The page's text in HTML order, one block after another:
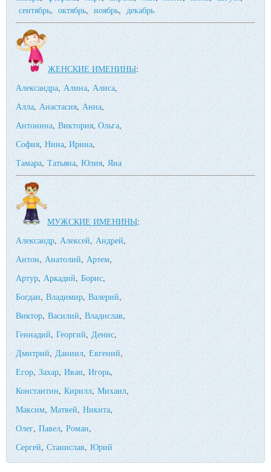
сентябрь,октябрь, ноябрь,декабрь
ЖЕНСКИЕ ИМЕНИНЫ:
Александра,Алина,Алиса,
Алла,Анастасия,Анна,
Антонина,Виктория, Ольга,
София,Нина, Ирина,
Тамара,Татьяна,Юлия,Яна
МУЖСКИЕ ИМЕНИНЫ:
Александр, Алексей,Андрей,
Антон,Анатолий,Артем,
Артур,Аркадий,Борис,
Богдан, Владимир,Валерий,
Виктор,Василий, Владислав,
Геннадий,Георгий, Денис,
Дмитрий,Даниил,Евгений,
Егор,Захар, Иван,Игорь,
Константин,Кирилл, Михаил,
Максим, Матвей,Никита,
Олег, Павел, Роман,
Сергей, Станислав,Юрий